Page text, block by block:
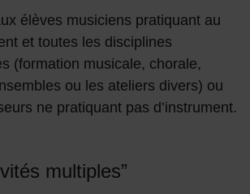
élèves musiciens pratiquant au
et toutes les disciplines
(formation musicale, chorale,
ou les ateliers divers) ou
ne pratiquant pas d’instrument.
multiples”